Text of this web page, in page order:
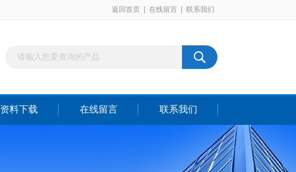
返回首页 在线留言 联系我们
资料下载 在线留言 联系我们